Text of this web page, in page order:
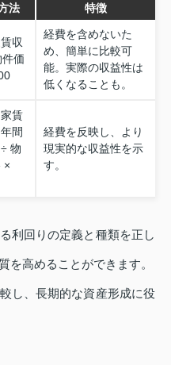
法 特徴
収
件価
経費を含めないた
め、簡単に比較可
能。実際の収益性は
低くなることも。
家賃
間
物
×
経費を反映し、より
現実的な収益性を示
す。
利回りの定義と種類を正し
を高めることができます。
し、長期的な資産形成に役